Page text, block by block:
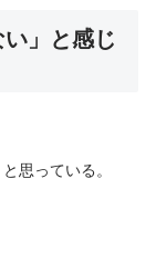
」と感じ
思っている。